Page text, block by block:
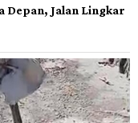
Depan, Jalan Lingkar